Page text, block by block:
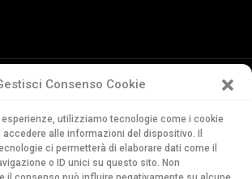
Consenso Cookie
esperienze, utilizziamo tecnologie come i cookie
alle informazioni del dispositivo. Il
ci permetterà di elaborare dati come il
o ID unici su questo sito. Non
Svizzera Italiana
Via Soldino 9
CH-6900 Lugano